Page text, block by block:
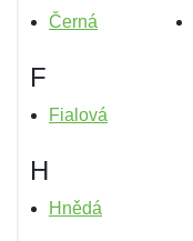
Černá
F
Fialová
H
Hnědá